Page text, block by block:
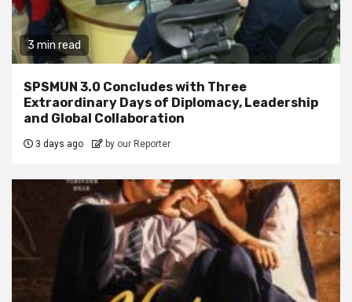
3 min read
SPSMUN 3.0 Concludes with Three
Extraordinary Days of Diplomacy, Leadership
and Global Collaboration
3 days ago by our Reporter